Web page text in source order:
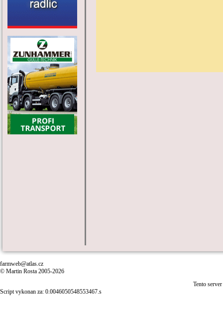
farmweb@atlas.cz
© Martin Rosta 2005-2026
Tento
Script vykonan za: 0.0046050548553467.s